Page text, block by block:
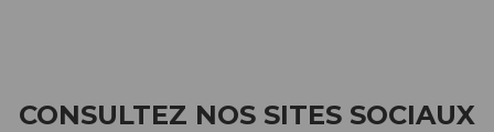
CONSULTEZ NOS SITES SOCIAUX